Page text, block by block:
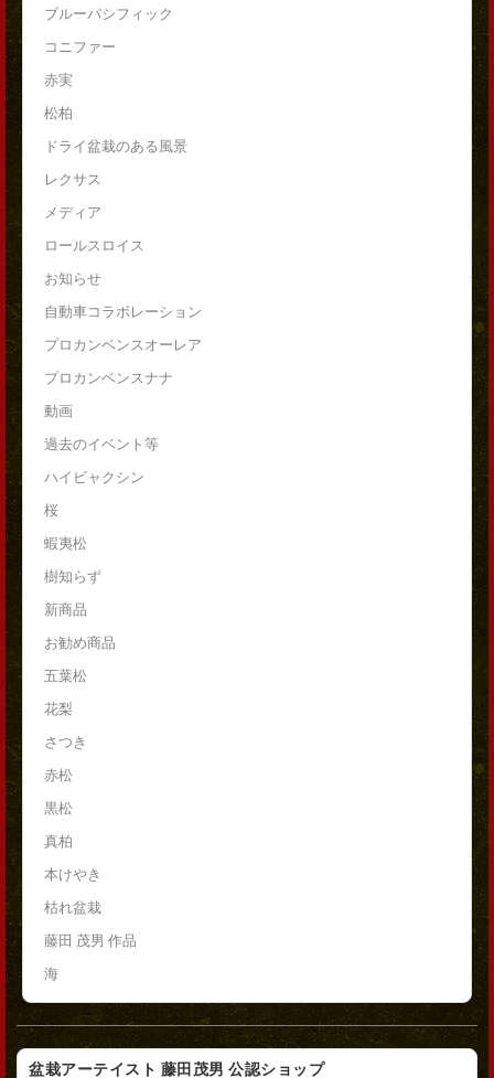
ブルーパシフィック
コニファー
赤実
松柏
ドライ盆栽のある風景
レクサス
メディア
ロールスロイス
お知らせ
自動車コラボレーション
プロカンベンスオーレア
プロカンベンスナナ
動画
過去のイベント等
ハイビャクシン
桜
蝦夷松
樹知らず
新商品
お勧め商品
五葉松
花梨
さつき
赤松
黒松
真柏
本けやき
枯れ盆栽
藤田 茂男 作品
海
盆栽アーテイスト 藤田茂男 公認ショップ